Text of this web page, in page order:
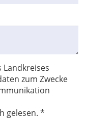
Landkreises
zum Zwecke
gelesen. *